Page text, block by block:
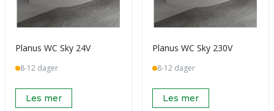
Planus WC Sky 24V
8-12 dager
Les mer
Planus WC Sky 230V
8-12 dager
Les mer